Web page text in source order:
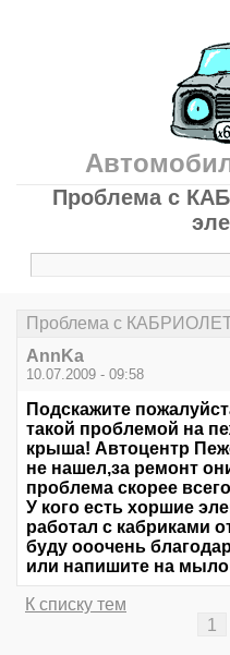
Проблема с
Проблема с
AnnKa
10.07.2009 - 09:58
Подскажите
такой проблемой на
крыша! Автоцентр
не нашел,за ремонт
проблема скорее
У кого есть хоршие
работал с кабриками
буду ооочень
или напишите на
К списку тем
1